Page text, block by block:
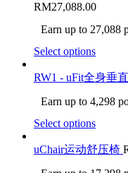
RM27,088.00
Earn up to 27,088
Select options
RW1 - uFit全身垂
Earn up to 4,298
Select options
uChair运动舒压椅